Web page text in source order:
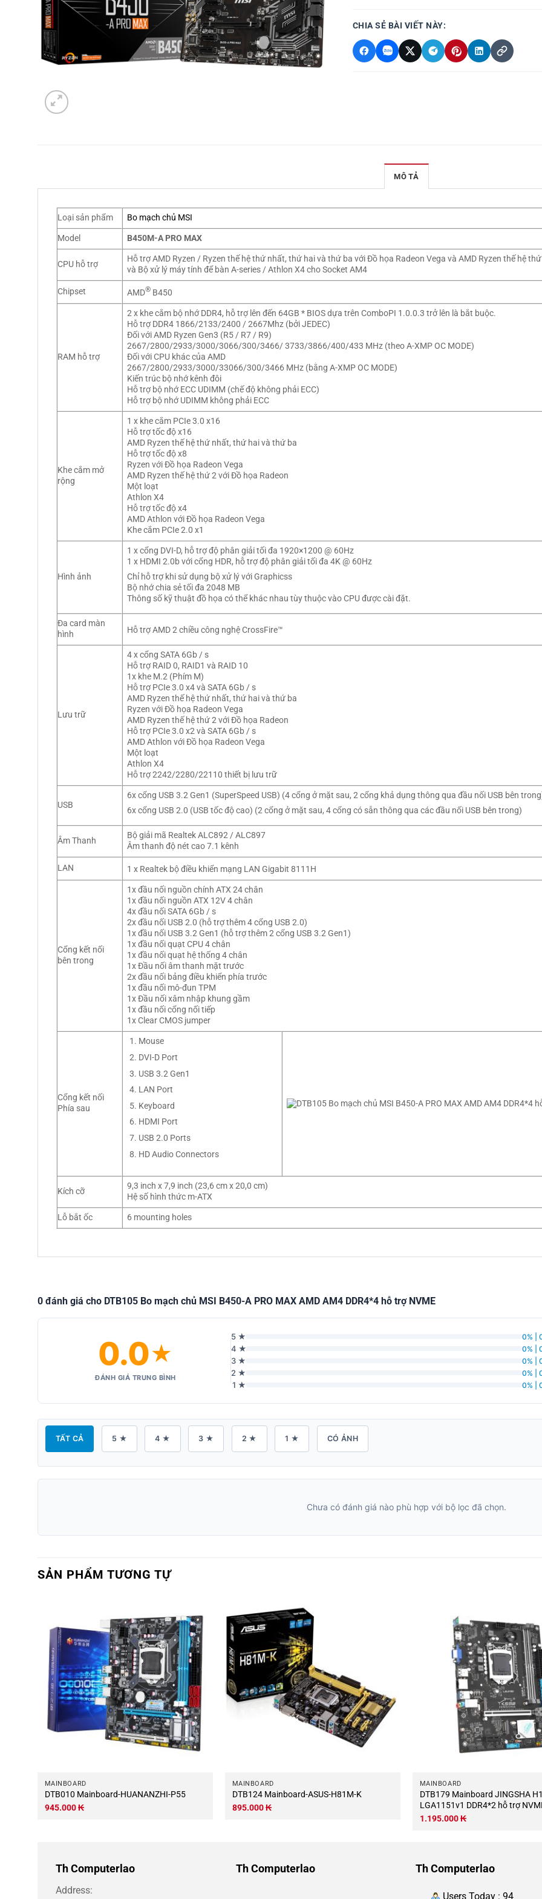
CHIA SẺ BÀI VIẾT NÀY:
MÔ TẢ
Loại sản phẩm
Bo mạch chủ MSI
Model
B450M-A PRO MAX
CPU hỗ trợ
Hỗ trợ AMD Ryzen / Ryzen thế hệ thứ nhất, thứ hai và thứ ba với Đồ họa Radeon Vega và AMD Ryzen thế hệ
và Bộ xử lý máy tính để bàn A-series / Athlon X4 cho Socket AM4
Chipset AMD® B450
RAM hỗ trợ
2 x khe cắm bộ nhớ DDR4, hỗ trợ lên đến 64GB * BIOS dựa trên ComboPI 1.0.0.3 trở lên là bắt buộc.
Hỗ trợ DDR4 1866/2133/2400 / 2667Mhz (bởi JEDEC)
Đối với AMD Ryzen Gen3 (R5 / R7 / R9)
2667/2800/2933/3000/3066/300/3466/ 3733/3866/400/433 MHz (theo A-XMP OC MODE)
Đối với CPU khác của AMD
2667/2800/2933/3000/33066/300/3466 MHz (bằng A-XMP OC MODE)
Kiến trúc bộ nhớ kênh đôi
Hỗ trợ bộ nhớ ECC UDIMM (chế độ không phải ECC)
Hỗ trợ bộ nhớ UDIMM không phải ECC
Khe cắm mở
rộng
1 x khe cắm PCIe 3.0 x16
Hỗ trợ tốc độ x16
AMD Ryzen thế hệ thứ nhất, thứ hai và thứ ba
Hỗ trợ tốc độ x8
Ryzen với Đồ họa Radeon Vega
AMD Ryzen thế hệ thứ 2 với Đồ họa Radeon
Một loạt
Athlon X4
Hỗ trợ tốc độ x4
AMD Athlon với Đồ họa Radeon Vega
Khe cắm PCIe 2.0 x1
Hình ảnh
1 x cổng DVI-D, hỗ trợ độ phân giải tối đa 1920×1200 @ 60Hz
1 x HDMI 2.0b với cổng HDR, hỗ trợ độ phân giải tối đa 4K @ 60Hz
Chỉ hỗ trợ khi sử dụng bộ xử lý với Graphicss
Bộ nhớ chia sẻ tối đa 2048 MB
Thông số kỹ thuật đồ họa có thể khác nhau tùy thuộc vào CPU được cài đặt.
Đa card màn
hình
Hỗ trợ AMD 2 chiều công nghệ CrossFire™
Lưu trữ
4 x cổng SATA 6Gb / s
Hỗ trợ RAID 0, RAID1 và RAID 10
1x khe M.2 (Phím M)
Hỗ trợ PCIe 3.0 x4 và SATA 6Gb / s
AMD Ryzen thế hệ thứ nhất, thứ hai và thứ ba
Ryzen với Đồ họa Radeon Vega
AMD Ryzen thế hệ thứ 2 với Đồ họa Radeon
Hỗ trợ PCIe 3.0 x2 và SATA 6Gb / s
AMD Athlon với Đồ họa Radeon Vega
Một loạt
Athlon X4
Hỗ trợ 2242/2280/22110 thiết bị lưu trữ
USB
6x cổng USB 3.2 Gen1 (SuperSpeed ​​USB) (4 cổng ở mặt sau, 2 cổng khả dụng thông qua đầu nối USB bên
6x cổng USB 2.0 (USB tốc độ cao) (2 cổng ở mặt sau, 4 cổng có sẵn thông qua các đầu nối USB bên trong)
Âm Thanh
Bộ giải mã Realtek ALC892 / ALC897
Âm thanh độ nét cao 7.1 kênh
LAN 1 x Realtek bộ điều khiển mạng LAN Gigabit 8111H
Cổng kết nối
bên trong
1x đầu nối nguồn chính ATX 24 chân
1x đầu nối nguồn ATX 12V 4 chân
4x đầu nối SATA 6Gb / s
2x đầu nối USB 2.0 (hỗ trợ thêm 4 cổng USB 2.0)
1x đầu nối USB 3.2 Gen1 (hỗ trợ thêm 2 cổng USB 3.2 Gen1)
1x đầu nối quạt CPU 4 chân
1x đầu nối quạt hệ thống 4 chân
1x Đầu nối âm thanh mặt trước
2x đầu nối bảng điều khiển phía trước
1x đầu nối mô-đun TPM
1x Đầu nối xâm nhập khung gầm
1x đầu nối cổng nối tiếp
1x Clear CMOS jumper
Cổng kết nối
Phía sau
Mouse
DVI-D Port
USB 3.2 Gen1
LAN Port
Keyboard
HDMI Port
USB 2.0 Ports
HD Audio Connectors
Kích cỡ
9,3 inch x 7,9 inch (23,6 cm x 20,0 cm)
Hệ số hình thức m-ATX
Lỗ bắt ốc
6 mounting holes
0 đánh giá cho DTB105 Bo mạch chủ MSI B450-A PRO MAX AMD AM4 DDR4*4 hỗ trợ NVME
0.0★
ĐÁNH GIÁ TRUNG BÌNH
5 ★ 0% |
4 ★ 0% |
3 ★ 0% |
2 ★ 0% |
1 ★ 0% |
TẤT CẢ 5 ★ 4 ★ 3 ★ 2 ★ 1 ★ CÓ ẢNH
Chưa có đánh giá nào phù hợp với bộ lọc đã chọn.
SẢN PHẨM TƯƠNG TỰ
MAINBOARD
DTB010 Mainboard-HUANANZHI-P55
945.000₭
MAINBOARD
DTB124 Mainboard-ASUS-H81M-K
895.000₭
MAINBOARD
DTB179 Mainboard JINGSHA H110M-K
LGA1151v1 DDR4*2 hỗ trợ
1.195.000₭
Th Computerlao
Address:
Th Computerlao Th Computerlao
Users Today : 94